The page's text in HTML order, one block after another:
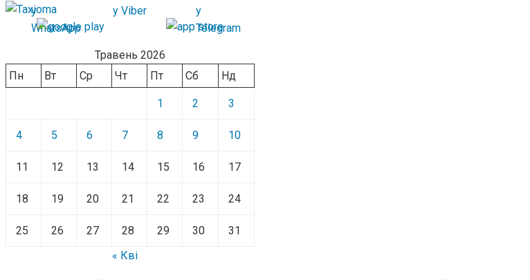
Травень 2026
Пн
Вт Ср Чт Пт Сб Нд
1 2 3
4 5 6 7 8 9 10
11 12 13 14 15 16 17
18 19 20 21 22 23 24
25 26 27 28 29 30
31
« Кві